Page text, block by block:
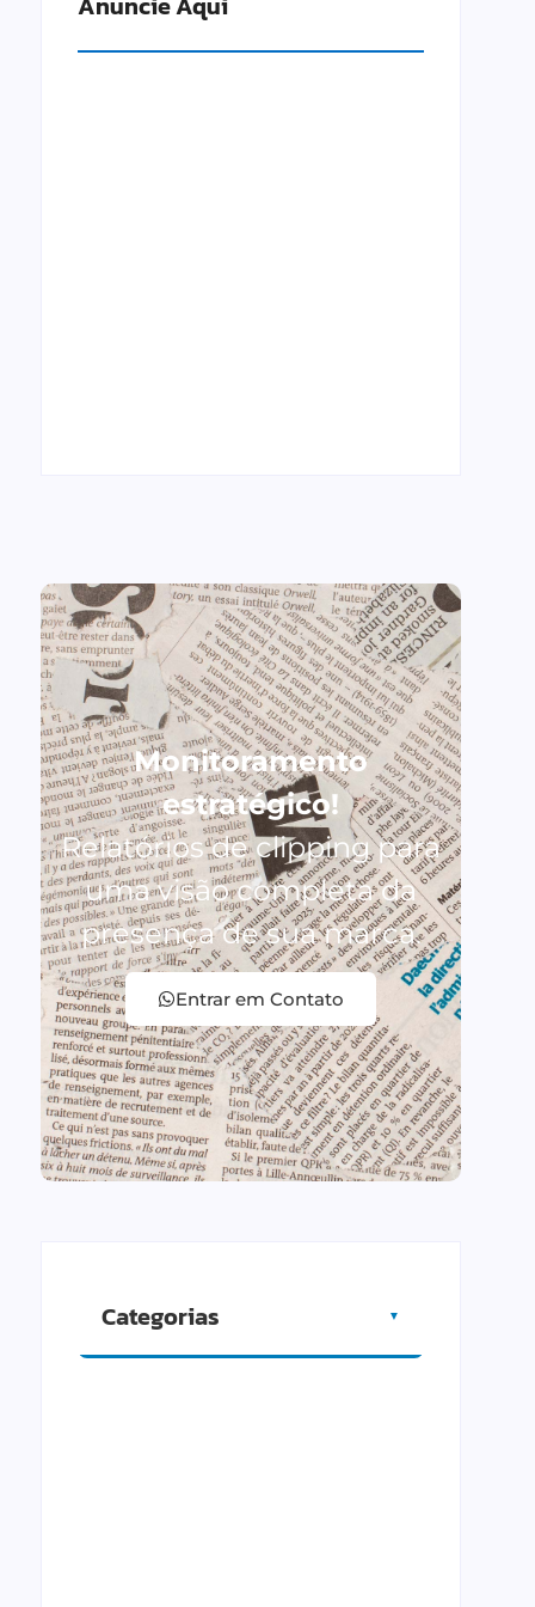
Monitoramento
estratégico!
Relatórios de clipping para
uma visão completa da
presença de sua marca.
Entrar em Contato
Categorias ▼